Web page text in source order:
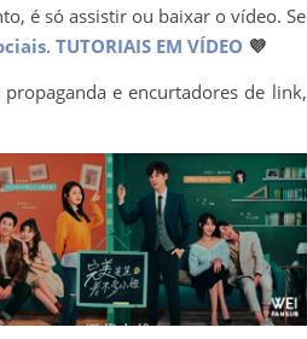
é só assistir ou baixar o vídeo. Se
. TUTORIAIS EM VÍDEO 💜
e encurtadores de link,